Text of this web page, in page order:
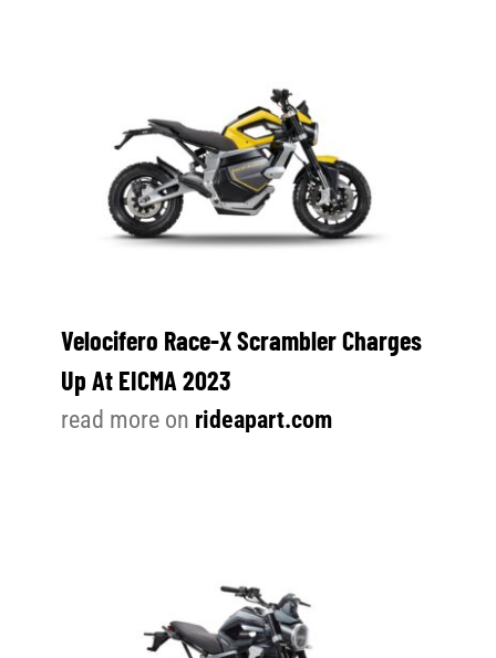
Velocifero Race-X Scrambler Charges
Up At EICMA 2023
read more on rideapart.com